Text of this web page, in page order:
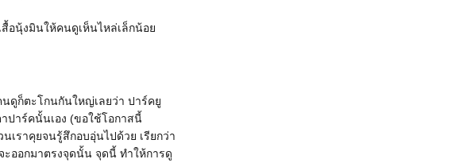
สื้อนุ้งมินให้คนดูเห็นไหล่เล็กน้อ
ดูก็ตะโกนกันใหญ่เลยว่า ปาร์คยู
าปาร์คนั้นเอง (ขอใช้โอกาสนี้
เราคุยจนรู้สึกอบอุ่นไปด้วย เรียกว่า
ออกมาตรงจุดนั้น จุดนี้ ทำให้การดู